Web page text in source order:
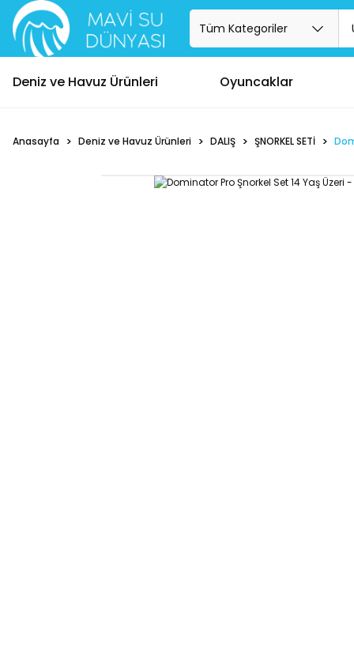
Deniz ve Havuz Ürünleri Oyuncaklar
Anasayfa Deniz ve Havuz Ürünleri DALIŞ ŞNORKEL SETİ